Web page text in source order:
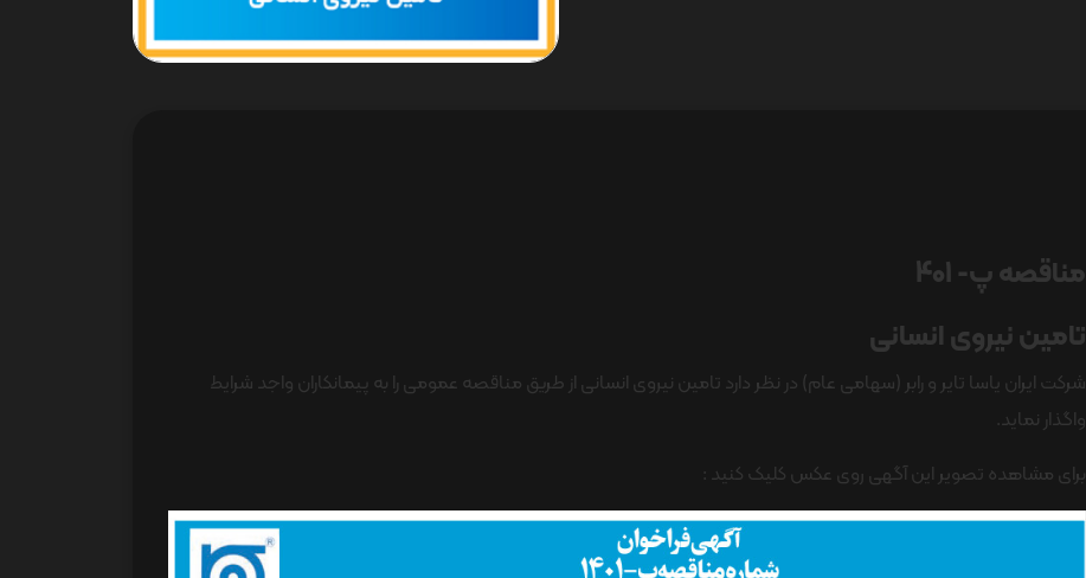
مناقصه پ- 401
تامین نیروی انسانی
شرکت ایران یاسا تایر و رابر (سهامی عام) در نظر دارد تامین نیروی انسانی از طریق مناقصه عمومی را به پیمانکاران واجد شرایط
واگذار نماید.
برای مشاهده تصویر این آگهی روی عکس کلیک کنید :